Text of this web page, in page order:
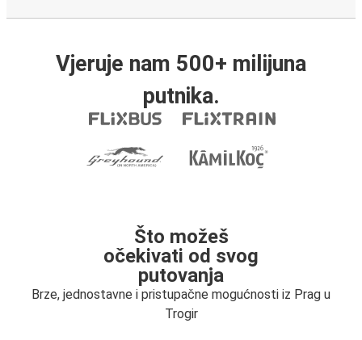
Vjeruje nam 500+ milijuna
putnika.
Što možeš
očekivati od svog
putovanja
Brze, jednostavne i pristupačne mogućnosti iz Prag u
Trogir